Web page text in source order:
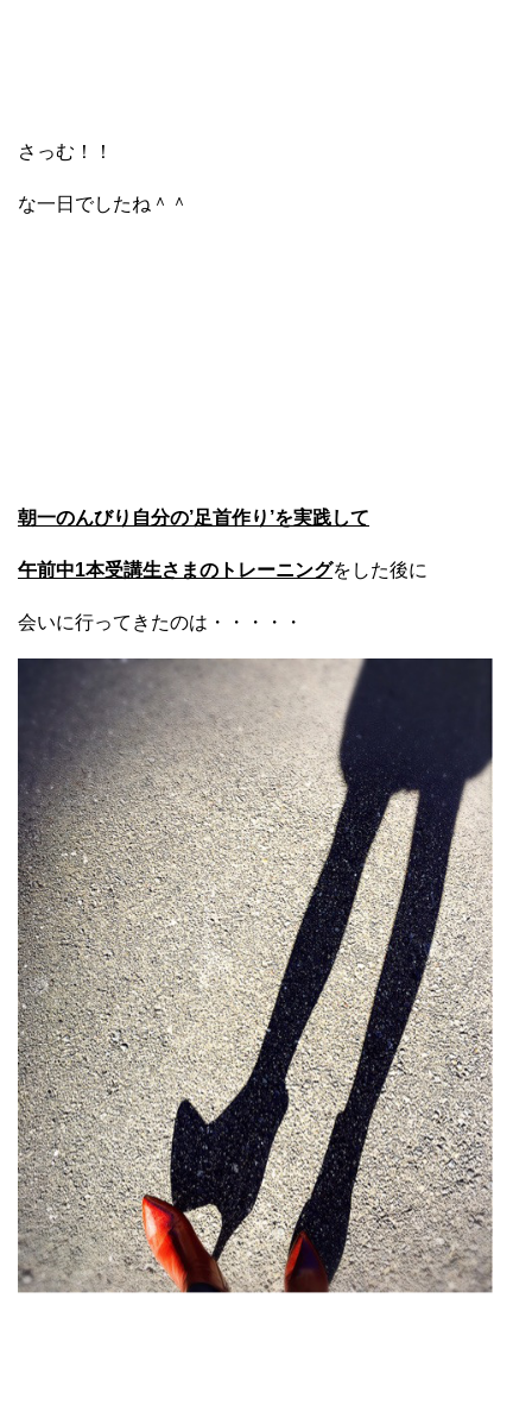
さっむ！！
な一日でしたね＾＾
朝一のんびり自分の’足首作り’を実践して
午前中1本受講生さまのトレーニングをした後に
会いに行ってきたのは・・・・・